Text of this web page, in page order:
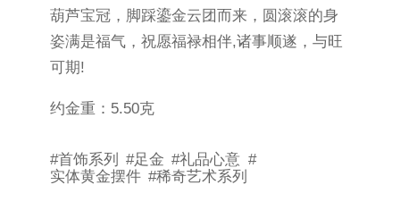
葫芦宝冠，脚踩鎏金云团而来，圆滚滚的身
姿满是福气，祝愿福禄相伴,诸事顺遂，与旺
可期!
约金重：5.50克
#首饰系列 #足金 #礼品心意 #
实体黄金摆件 #稀奇艺术系列